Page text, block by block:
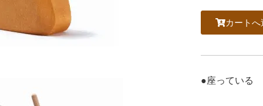
カートへ
●座っている